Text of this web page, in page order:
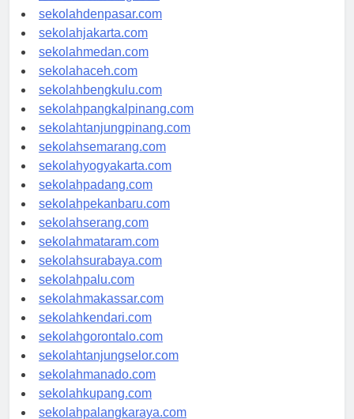
sekolahbandung.com
sekolahdenpasar.com
sekolahjakarta.com
sekolahmedan.com
sekolahaceh.com
sekolahbengkulu.com
sekolahpangkalpinang.com
sekolahtanjungpinang.com
sekolahsemarang.com
sekolahyogyakarta.com
sekolahpadang.com
sekolahpekanbaru.com
sekolahserang.com
sekolahmataram.com
sekolahsurabaya.com
sekolahpalu.com
sekolahmakassar.com
sekolahkendari.com
sekolahgorontalo.com
sekolahtanjungselor.com
sekolahmanado.com
sekolahkupang.com